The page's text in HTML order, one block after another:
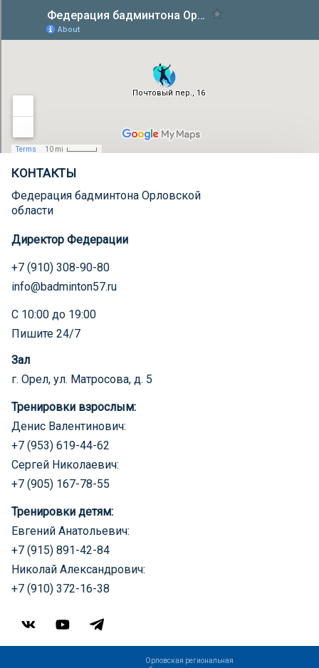
КОНТАКТЫ
Федерация бадминтона Орловской
области
Директор Федерации
+7 (910) 308-90-80
info@badminton57.ru
С 10:00 до 19:00
Пишите 24/7
Зал
г. Орел, ул. Матросова, д. 5
Тренировки взрослым:
Денис Валентинович:
+7 (953) 619-44-62
Сергей Николаевич:
+7 (905) 167-78-55
Тренировки детям:
Евгений Анатольевич:
+7 (915) 891-42-84
Николай Александрович:
+7 (910) 372-16-38
Орловская региональная